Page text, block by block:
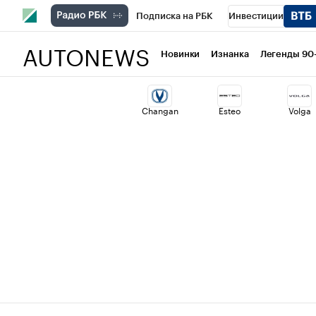
Подписка на РБК Инвестиции
Национальные проекты Город
Кредитные рейтинги Франшизы
AUTONEWS Новинки Изнанка Легенды
Changan Esteo Volga